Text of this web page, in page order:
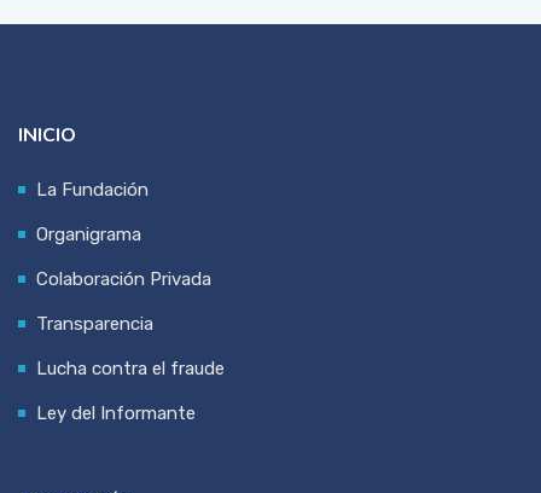
INICIO
La Fundación
Organigrama
Colaboración Privada
Transparencia
Lucha contra el fraude
Ley del Informante